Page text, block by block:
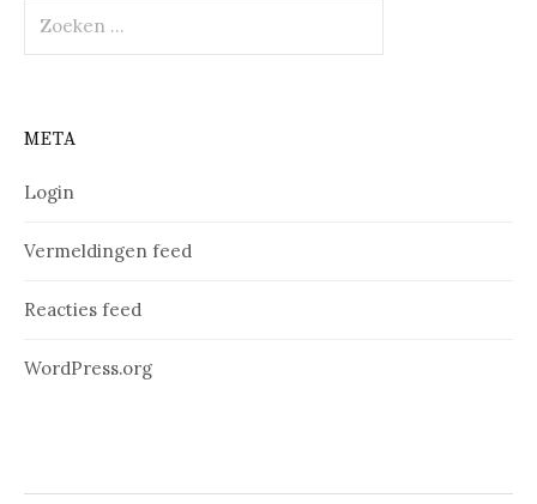
naar:
META
Login
Vermeldingen feed
Reacties feed
WordPress.org